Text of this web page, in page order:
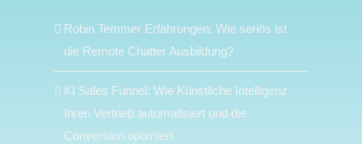
Robin Temmer Erfahrungen: Wie seriös ist
die Remote Chatter Ausbildung?
KI Sales Funnel: Wie Künstliche Intelligenz
Ihren Vertrieb automatisiert und die
Conversion optimiert